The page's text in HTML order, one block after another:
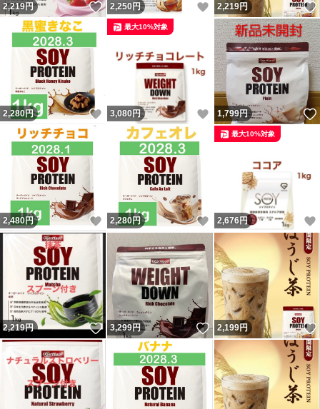
2,219円 いいね！
2,250 円 いいね！
2,219円
2,280円 いいね！
3,080 円 いいね！
最大10%対象
1,799円
2,480円 いいね！
2,280円 いいね！
2,676円
最大10%対象
2,219円 いいね！
3,299円 いいね！
2,199円